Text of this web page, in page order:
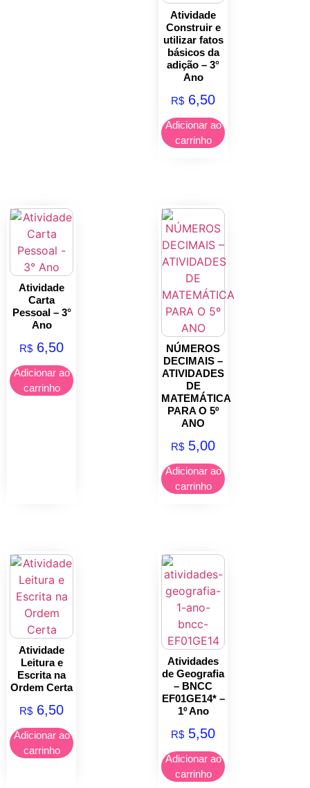
Atividade
Construir e
utilizar fatos
básicos da
adição – 3°
Ano
R$ 6,50
Adicionar ao
carrinho
Atividade
Carta
Pessoal – 3°
Ano
R$ 6,50
Adicionar ao
carrinho
NÚMEROS
DECIMAIS –
ATIVIDADES
DE
MATEMÁTICA
PARA O 5º
ANO
R$ 5,00
Adicionar ao
carrinho
Atividade
Leitura e
Escrita na
Ordem Certa
R$ 6,50
Adicionar ao
carrinho
Atividades
de Geografia
– BNCC
EF01GE14* –
1º Ano
R$ 5,50
Adicionar ao
carrinho